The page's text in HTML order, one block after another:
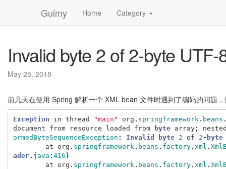
Guimy Home Category
Invalid byte 2 of 2-byte
May 25, 2018
前几天在使用 Spring 解析一个 XML bean 文件时遇到了编码的问题
Exception in thread "main" org . springframework . beans
document
from resource loaded from byte array;
ormedByteSequenceException : Invalid byte 2 of 2 - byte
at
org . springframework . beans . factory. xml .
ader. java : 416 )
at
org . springframework . beans . factory. xml .